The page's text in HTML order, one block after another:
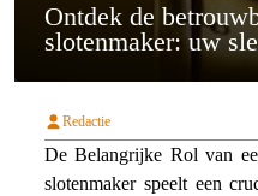
Ontdek de
slotenmaker: uw
Redactie
De Belangrijke Rol van
slotenmaker speelt een